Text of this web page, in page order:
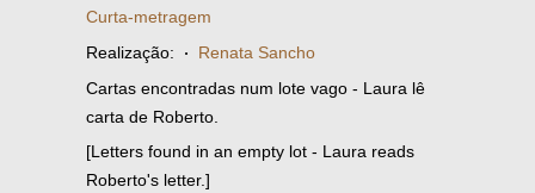
Curta-metragem
Realização: · Renata Sancho
Cartas encontradas num lote vago - Laura lê
carta de Roberto.
[Letters found in an empty lot - Laura reads
Roberto's letter.]